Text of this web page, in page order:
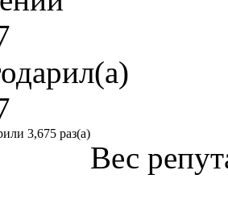
3,675 раз(а)
Вес